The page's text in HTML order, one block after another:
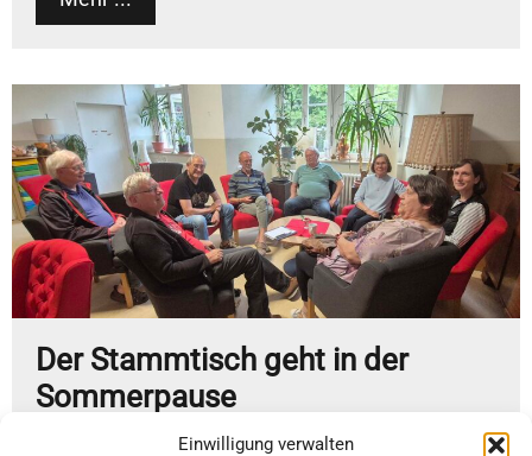
Einwilligung verwalten
Der Stammtisch geht in der
Sommerpause